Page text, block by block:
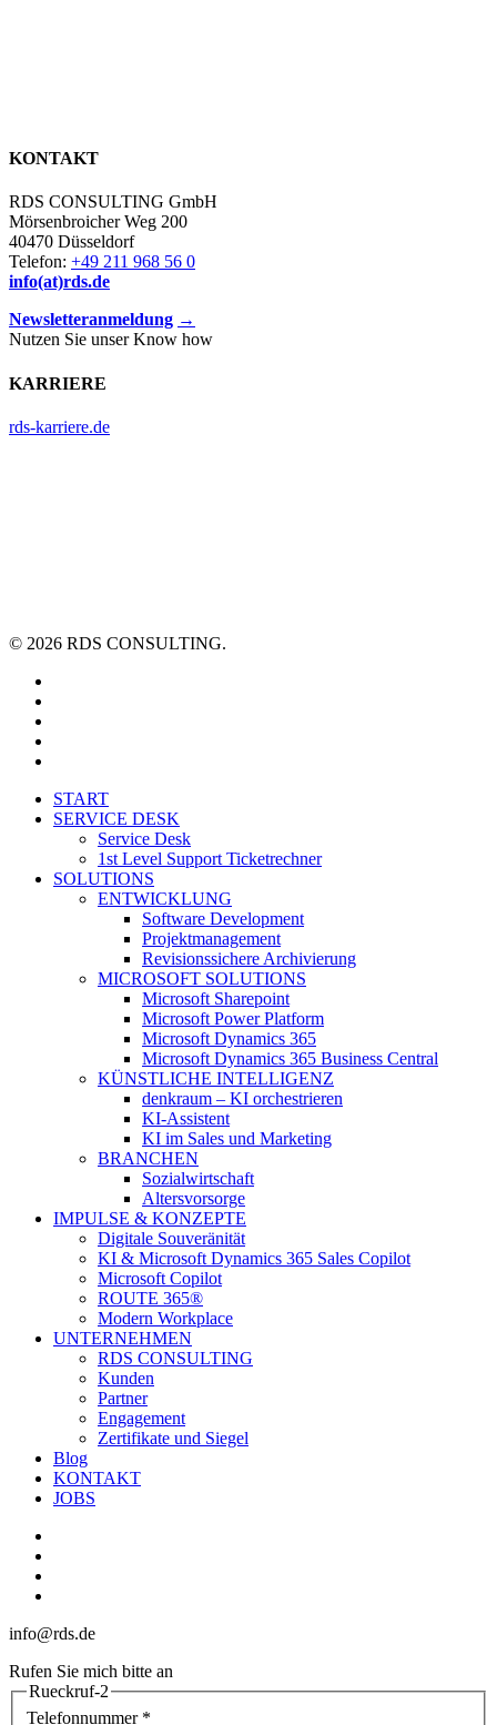
KONTAKT
RDS CONSULTING GmbH
Mörsenbroicher Weg 200
40470 Düsseldorf
Telefon: +49 211 968 56 0
info(at)rds.de
Newsletteranmeldung →
Nutzen Sie unser Know how
KARRIERE
rds-karriere.de
© 2026 RDS CONSULTING.
Close
Menu
START
SERVICE DESK
Service Desk
1st Level Support Ticketrechner
SOLUTIONS
ENTWICKLUNG
Software Development
Projektmanagement
Revisionssichere Archivierung
MICROSOFT SOLUTIONS
Microsoft Sharepoint
Microsoft Power Platform
Microsoft Dynamics 365
Microsoft Dynamics 365 Business Central
KÜNSTLICHE INTELLIGENZ
denkraum – KI orchestrieren
KI-Assistent
KI im Sales und Marketing
BRANCHEN
Sozialwirtschaft
Altersvorsorge
IMPULSE & KONZEPTE
Digitale Souveränität
KI & Microsoft Dynamics 365 Sales Copilot
Microsoft Copilot
ROUTE 365®
Modern Workplace
UNTERNEHMEN
RDS CONSULTING
Kunden
Partner
Engagement
Zertifikate und Siegel
Blog
KONTAKT
JOBS
info@rds.de
Rufen Sie mich bitte an
Rueckruf-2
Telefonnummer *